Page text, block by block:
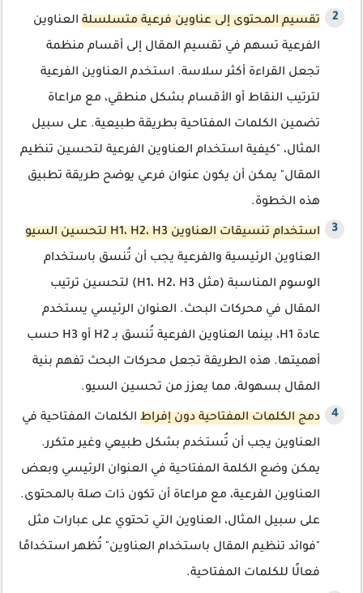
تقسيم المحتوى إلى عناوين فرعية متسلسلة العناوين
الفرعية تسهم في تقسيم المقال إلى أقسام منظمة
تجعل القراءة أكثر سلاسة. استخدم العناوين الفرعية
لترتيب النقاط أو الأقسام بشكل منطقي، مع مراعاة
تضمين الكلمات المفتاحية بطريقة طبيعية. على سبيل
المثال، "كيفية استخدام العناوين الفرعية لتحسين تنظيم
المقال" يمكن أن يكون عنوان فرعي يوضح طريقة تطبيق
هذه الخطوة.
استخدام تنسيقات العناوين H1، H2، H3 لتحسين السيو
العناوين الرئيسية والفرعية يجب أن تُنسق باستخدام
الوسوم المناسبة (مثل H1، H2، H3) لتحسين ترتيب
المقال في محركات البحث. العنوان الرئيسي يستخدم
عادة H1، بينما العناوين الفرعية تُنسق بـ H2 أو H3 حسب
أهميتها. هذه الطريقة تجعل محركات البحث تفهم بنية
المقال بسهولة، مما يعزز من تحسين السيو.
دمج الكلمات المفتاحية دون إفراط الكلمات المفتاحية في
العناوين يجب أن تُستخدم بشكل طبيعي وغير متكرر.
يمكن وضع الكلمة المفتاحية في العنوان الرئيسي وبعض
العناوين الفرعية، مع مراعاة أن تكون ذات صلة بالمحتوى.
على سبيل المثال، العناوين التي تحتوي على عبارات مثل
"فوائد تنظيم المقال باستخدام العناوين" تُظهر استخدامًا
فعالًا للكلمات المفتاحية.